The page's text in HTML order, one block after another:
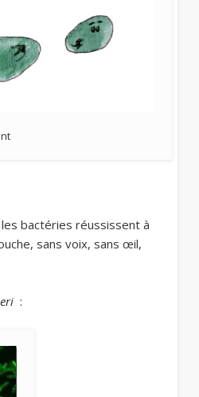
bactéries réussissent à
sans voix, sans œil,
: